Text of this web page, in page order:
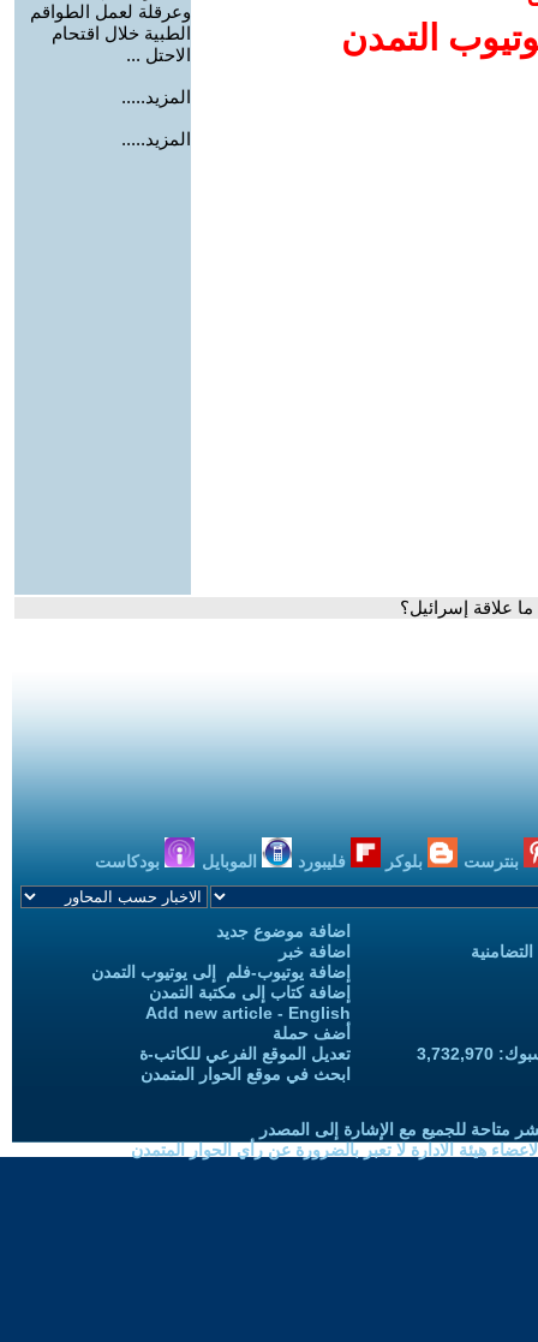
التمدن
وعرقلة لعمل الطواقم
الطبية خلال اقتحام
الاحتل ...
المزيد.....
المزيد.....
علاقة إسرائيل؟
بنترست بلوكر فليبورد الموبايل بودكاست
اضافة موضوع جديد
اضافة خبر
إضافة يوتيوب-فلم إلى يوتيوب التمدن
إضافة كتاب إلى مكتبة التمدن
Add new article - English
أضف حملة
تعديل الموقع الفرعي للكاتب-ة
ابحث في موقع الحوار المتمدن
متاحة للجميع مع الإشارة إلى المصدر
هيئة الادارة لا تعبر بالضرورة عن رأي الحوار المتمدن